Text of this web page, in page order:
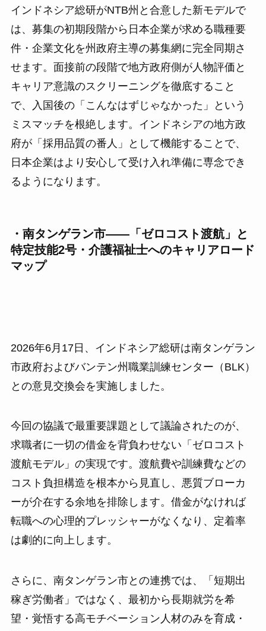
インドネシア総研がNTB州と合意した新モデルで
は、募集の初期段階から日本企業が求める職種要
件・企業文化を州政府主導の募集網に完全同期さ
せます。面接前の段階で地方政府側が人物評価と
キャリア意識のスクリーニングを徹底すること
で、入国後の「こんなはずじゃなかった」という
ミスマッチを根絶します。インドネシアの地方政
府が「採用品質の番人」として機能することで、
日本企業はより安心して受け入れ準備に専念でき
るようになります。
・南タンゲラン市——「ゼロコスト渡航」と
特定技能2号・介護福祉士へのキャリアロード
マップ
2026年6月17日、インドネシア総研は南タンゲラン
市政府およびバンテン州職業訓練センター（BLK）
との意見交換会を実施しました。
今回の協議で最重要課題として議論されたのが、
求職者に一切の借金を背負わせない「ゼロコスト
渡航モデル」の実現です。渡航費や訓練費などの
コスト負担構造を根本から見直し、悪質ブローカ
ーが介在する余地を排除します。借金がなければ
転職への心理的プレッシャーがなくなり、定着率
は劇的に向上します。
さらに、南タンゲラン市との連携では、「短期出
稼ぎ労働者」ではなく、最初から長期就労を希
望・覚悟する高モチベーション人材のみを育成・